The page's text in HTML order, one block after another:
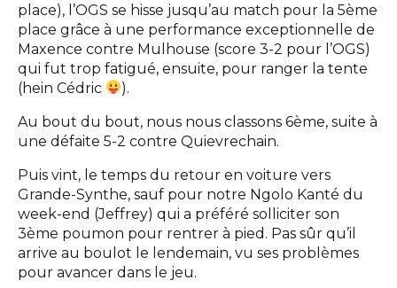
place), l’OGS se hisse jusqu’au match pour la 5ème
place grâce à une performance exceptionnelle de
Maxence contre Mulhouse (score 3-2 pour l’OGS)
qui fut trop fatigué, ensuite, pour ranger la tente
(hein Cédric
).
Au bout du bout, nous nous classons 6ème, suite à
une défaite 5-2 contre Quievrechain.
Puis vint, le temps du retour en voiture vers
Grande-Synthe, sauf pour notre Ngolo Kanté du
week-end (Jeffrey) qui a préféré solliciter son
3ème poumon pour rentrer à pied. Pas sûr qu’il
arrive au boulot le lendemain, vu ses problèmes
pour avancer dans le jeu.